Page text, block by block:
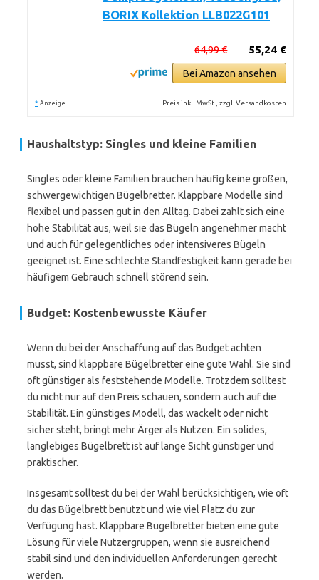
BORIX Kollektion LLB022G101
55,24 €
64,99 €
Bei Amazon ansehen
* Anzeige Preis inkl. MwSt., zzgl. Versandkosten
Haushaltstyp: Singles und kleine Familien
Singles oder kleine Familien brauchen häufig keine großen,
schwergewichtigen Bügelbretter. Klappbare Modelle sind
flexibel und passen gut in den Alltag. Dabei zahlt sich eine
hohe Stabilität aus, weil sie das Bügeln angenehmer macht
und auch für gelegentliches oder intensiveres Bügeln
geeignet ist. Eine schlechte Standfestigkeit kann gerade bei
häufigem Gebrauch schnell störend sein.
Budget: Kostenbewusste Käufer
Wenn du bei der Anschaffung auf das Budget achten
musst, sind klappbare Bügelbretter eine gute Wahl. Sie sind
oft günstiger als feststehende Modelle. Trotzdem solltest
du nicht nur auf den Preis schauen, sondern auch auf die
Stabilität. Ein günstiges Modell, das wackelt oder nicht
sicher steht, bringt mehr Ärger als Nutzen. Ein solides,
langlebiges Bügelbrett ist auf lange Sicht günstiger und
praktischer.
Insgesamt solltest du bei der Wahl berücksichtigen, wie oft
du das Bügelbrett benutzt und wie viel Platz du zur
Verfügung hast. Klappbare Bügelbretter bieten eine gute
Lösung für viele Nutzergruppen, wenn sie ausreichend
stabil sind und den individuellen Anforderungen gerecht
werden.